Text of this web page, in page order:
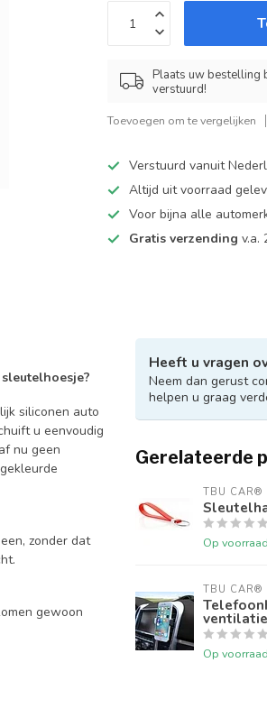
Plaats uw bestelling
verstuurd!
Toevoegen om te vergelijken
Verstuurd vanuit
Altijd uit voorraad
Voor bijna alle
Gratis verzending v.a.
siliconen auto
u eenvoudig
nu geen
zonder dat
gewoon
Heeft u vragen
Neem dan gerust
helpen u graag
Gerelateerde
TBU CAR®
Op voorraad
TBU CAR®
Op voorraad